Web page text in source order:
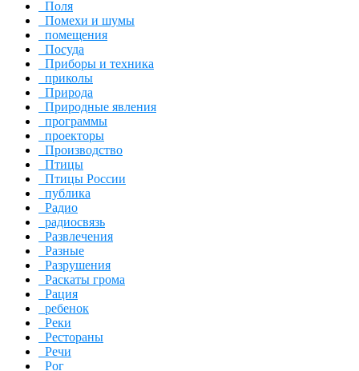
Поля
Помехи и шумы
помещения
Посуда
Приборы и техника
приколы
Природа
Природные явления
программы
проекторы
Производство
Птицы
Птицы России
публика
Радио
радиосвязь
Развлечения
Разные
Разрушения
Раскаты грома
Рация
ребенок
Реки
Рестораны
Речи
Рог